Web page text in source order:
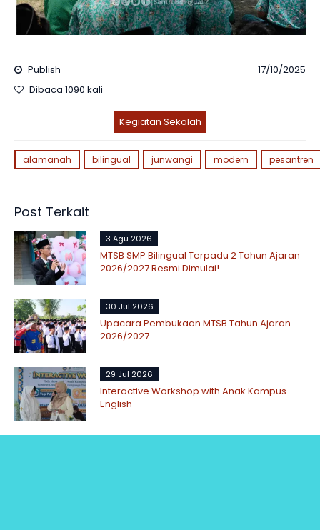
Publish
17/10/2025
Dibaca 1090 kali
Kegiatan Sekolah
alamanah bilingual junwangi modern pesantren
Post Terkait
3 Agu 2026
MTSB SMP Bilingual Terpadu 2 Tahun Ajaran
2026/2027 Resmi Dimulai!
30 Jul 2026
Upacara Pembukaan MTSB Tahun Ajaran
2026/2027
29 Jul 2026
Interactive Workshop with Anak Kampus
English